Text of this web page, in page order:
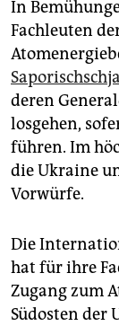
In
Fachleuten
Saporischschja
deren
losgehen,
führen. Im
die Ukraine
Vorwürfe.
Die
hat für ihre
Zugang zum
Südosten der